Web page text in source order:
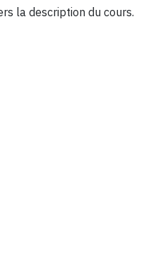
la description du cours.